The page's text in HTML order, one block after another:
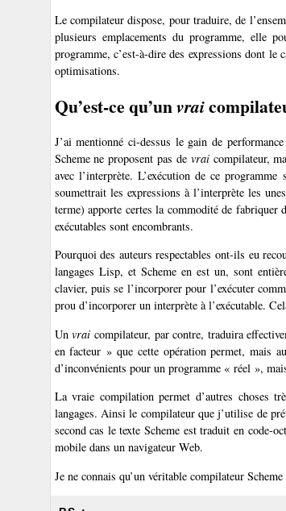
Le compilateur dispose, pour traduire, de
plusieurs emplacements du programme, elle
programme, c’est-à-dire des expressions dont
optimisations.
Qu’est-ce qu’unvrai
J’ai mentionné ci-dessus le gain de
Scheme ne proposent pas de vraicompilateur,
avec l’interprète. L’exécution de ce
soumettrait les expressions à l’interprète les
terme) apporte certes la commodité de fabriquer
exécutables sont encombrants.
Pourquoi des auteurs respectables ont-ils eu
langages Lisp, et Scheme en est un, sont
clavier, puis se l’incorporer pour l’exécuter
prou d’incorporer un interprète à l’exécutable.
Unvrai compilateur, par contre, traduira
en facteur » que cette opération permet, mais
d’inconvénients pour un programme « réel »,
La vraie compilation permet d’autres choses
langages. Ainsi le compilateur que j’utilise de
second cas le texte Scheme est traduit en code-
mobile dans un navigateur Web.
Je ne connais qu’un véritable compilateur